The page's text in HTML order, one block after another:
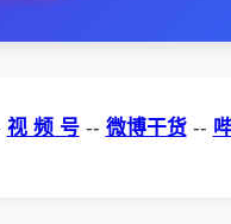
视 频 号 -- 微博干货 --